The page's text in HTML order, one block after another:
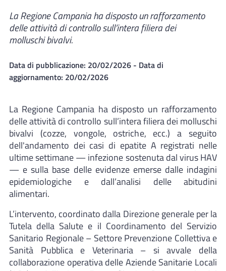
La Regione Campania ha disposto un rafforzamento
delle attività di controllo sull’intera filiera dei
molluschi bivalvi.
Data di pubblicazione: 20/02/2026 - Data di
aggiornamento: 20/02/2026
La Regione Campania ha disposto un rafforzamento
delle attività di controllo sull’intera filiera dei molluschi
bivalvi (cozze, vongole, ostriche, ecc.) a seguito
dell'andamento dei casi di epatite A registrati nelle
ultime settimane — infezione sostenuta dal virus HAV
— e sulla base delle evidenze emerse dalle indagini
epidemiologiche e dall’analisi delle abitudini
alimentari.
L’intervento, coordinato dalla Direzione generale per la
Tutela della Salute e il Coordinamento del Servizio
Sanitario Regionale – Settore Prevenzione Collettiva e
Sanità Pubblica e Veterinaria – si avvale della
collaborazione operativa delle Aziende Sanitarie Locali